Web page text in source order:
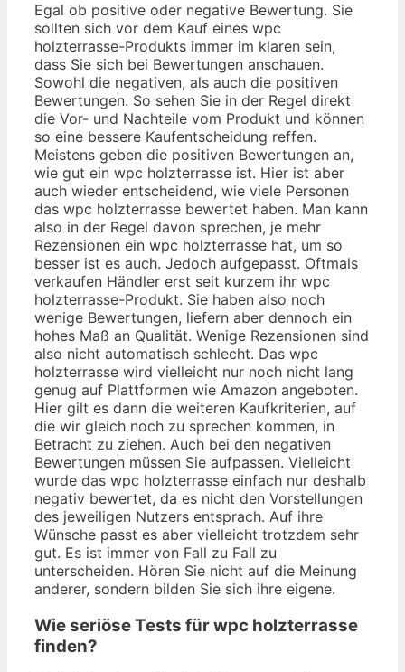
Egal ob positive oder negative Bewertung. Sie
sollten sich vor dem Kauf eines wpc
holzterrasse-Produkts immer im klaren sein,
dass Sie sich bei Bewertungen anschauen.
Sowohl die negativen, als auch die positiven
Bewertungen. So sehen Sie in der Regel direkt
die Vor- und Nachteile vom Produkt und können
so eine bessere Kaufentscheidung reffen.
Meistens geben die positiven Bewertungen an,
wie gut ein wpc holzterrasse ist. Hier ist aber
auch wieder entscheidend, wie viele Personen
das wpc holzterrasse bewertet haben. Man kann
also in der Regel davon sprechen, je mehr
Rezensionen ein wpc holzterrasse hat, um so
besser ist es auch. Jedoch aufgepasst. Oftmals
verkaufen Händler erst seit kurzem ihr wpc
holzterrasse-Produkt. Sie haben also noch
wenige Bewertungen, liefern aber dennoch ein
hohes Maß an Qualität. Wenige Rezensionen sind
also nicht automatisch schlecht. Das wpc
holzterrasse wird vielleicht nur noch nicht lang
genug auf Plattformen wie Amazon angeboten.
Hier gilt es dann die weiteren Kaufkriterien, auf
die wir gleich noch zu sprechen kommen, in
Betracht zu ziehen. Auch bei den negativen
Bewertungen müssen Sie aufpassen. Vielleicht
wurde das wpc holzterrasse einfach nur deshalb
negativ bewertet, da es nicht den Vorstellungen
des jeweiligen Nutzers entsprach. Auf ihre
Wünsche passt es aber vielleicht trotzdem sehr
gut. Es ist immer von Fall zu Fall zu
unterscheiden. Hören Sie nicht auf die Meinung
anderer, sondern bilden Sie sich ihre eigene.
Wie seriöse Tests für wpc holzterrasse
finden?